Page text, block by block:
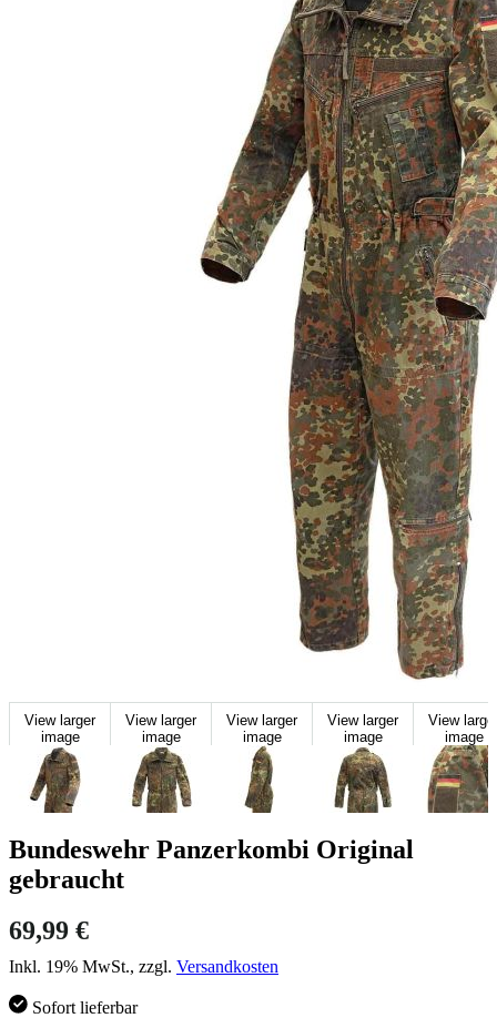
View larger
image
View larger
image
View larger
image
View larger
image
View
image
Bundeswehr Panzerkombi Original
gebraucht
69,99 €
Inkl. 19% MwSt., zzgl. Versandkosten
Sofort lieferbar